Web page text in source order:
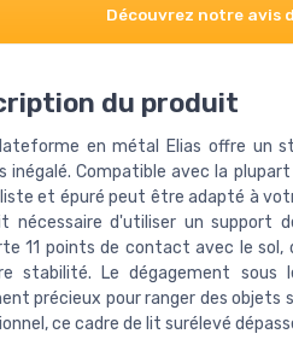
Découvrez notre avis
du produit
en métal Elias offre un
inégalé. Compatible avec la
et épuré peut être adapté à
nécessaire d'utiliser un
11 points de contact avec le
stabilité. Le dégagement
précieux pour ranger des objets
ce cadre de lit surélevé